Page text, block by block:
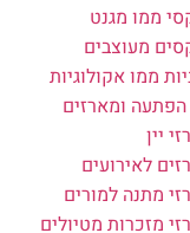
ממו מגנט
מעוצבים
ממו אקולוגיות
ומארזים
יין
לאירועים
מתנה למורים
מזכרות מטיולים